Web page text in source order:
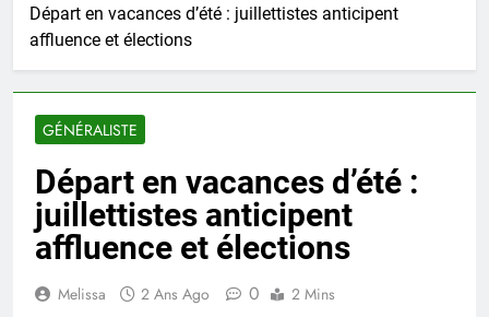
Départ en vacances d’été : juillettistes anticipent
affluence et élections
GÉNÉRALISTE
Départ en vacances d’été :
juillettistes anticipent
affluence et élections
Melissa 2 Ans Ago 0 2 Mins